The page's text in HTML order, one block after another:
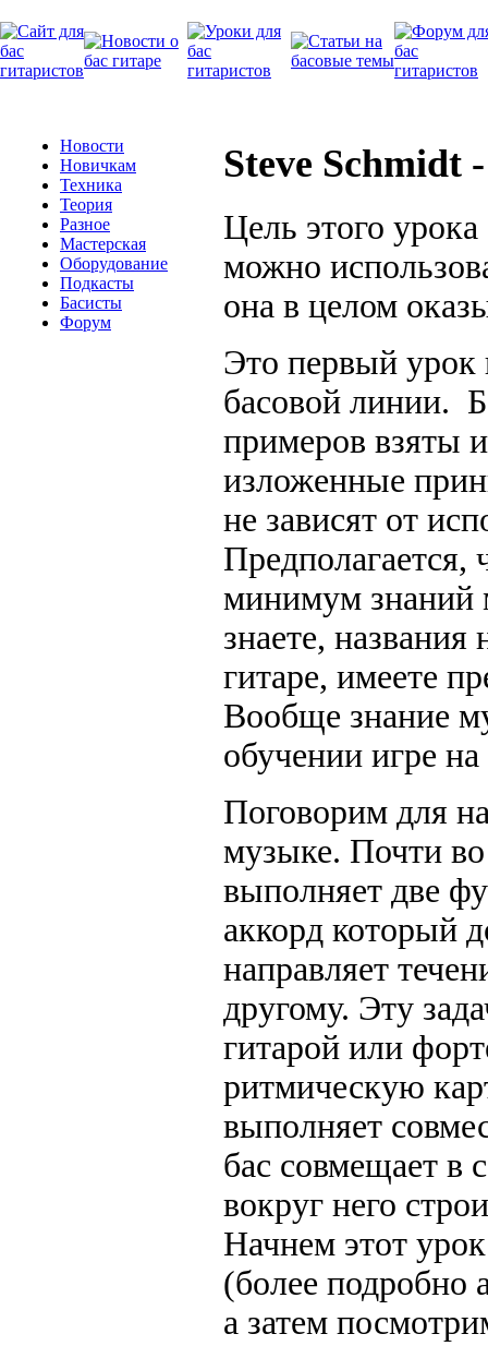
Новости
Новичкам
Техника
Теория
Разное
Мастерская
Оборудование
Подкасты
Басисты
Форум
Steve Schmidt
Цель этого
можно
она в целом
Это первый урок
басовой линии.
примеров взяты
изложенные
не зависят от
минимум знаний
знаете, названия
гитаре, имеете
Вообще знание
обучении игре на
Поговорим для
музыке. Почти
выполняет две
аккорд который
направляет
другому. Эту
гитарой или
ритмическую
выполняет
бас совмещает в
вокруг него
Начнем этот
(более подробно
а затем